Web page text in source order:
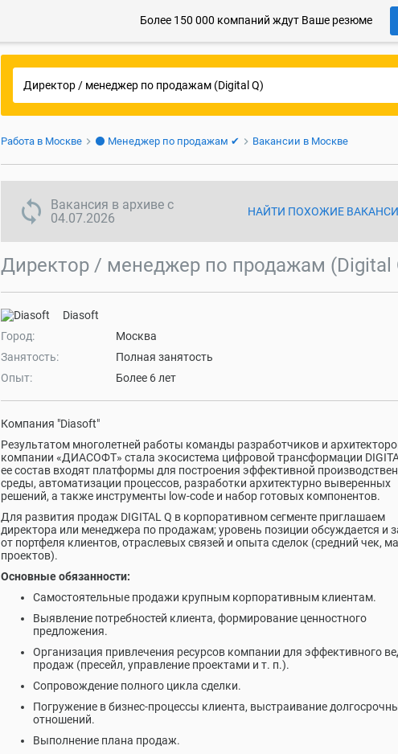
Более 150 000 компаний ждут Ваше резюме
Работа в Москве ⚫ Менеджер по продажам ✔ Вакансии в Москве
sync disabled
Вакансия в архиве с
04.07.2026
НАЙТИ ПОХОЖИЕ
Директор / менеджер по продажам (Digital
Diasoft
Город:
Москва
Занятость:
Полная занятость
Опыт:
Более 6 лет
Компания "Diasoft"
Результатом многолетней работы команды разработчиков и
компании «ДИАСОФТ» стала экосистема цифровой трансформации
ее состав входят платформы для построения эффективной
среды, автоматизации процессов, разработки архитектурно выверенных
решений, а также инструменты low-code и набор готовых компонентов.
Для развития продаж DIGITAL Q в корпоративном сегменте приглашаем
директора или менеджера по продажам; уровень позиции обсуждается и
от портфеля клиентов, отраслевых связей и опыта сделок (средний чек,
проектов).
Основные обязанности:
Самостоятельные продажи крупным корпоративным клиентам.
Выявление потребностей клиента, формирование ценностного
предложения.
Организация привлечения ресурсов компании для эффективного
продаж (пресейл, управление проектами и т. п.).
Сопровождение полного цикла сделки.
Погружение в бизнес-процессы клиента, выстраивание
отношений.
Выполнение плана продаж.